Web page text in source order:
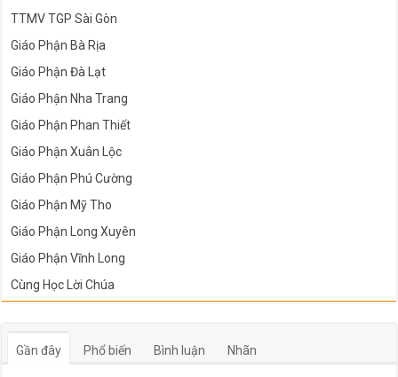
TTMV TGP Sài Gòn
Giáo Phận Bà Rịa
Giáo Phận Đà Lạt
Giáo Phận Nha Trang
Giáo Phận Phan Thiết
Giáo Phận Xuân Lộc
Giáo Phận Phú Cường
Giáo Phận Mỹ Tho
Giáo Phận Long Xuyên
Giáo Phận Vĩnh Long
Cùng Học Lời Chúa
Gần đây Phổ biến Bình luận Nhãn